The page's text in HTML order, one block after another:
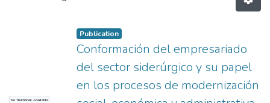
No Thumbnail Available
Publication
Conformación del empresariado
del sector siderúrgico y su papel
en los procesos de modernización